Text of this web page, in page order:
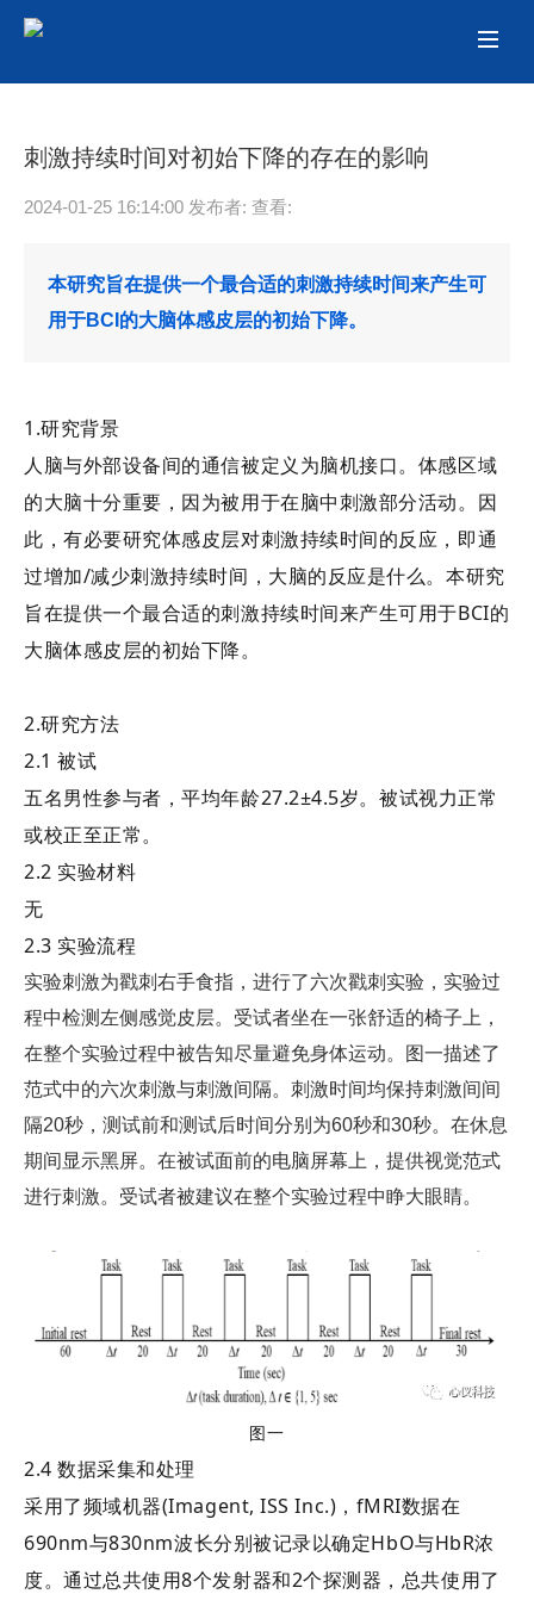
刺激持续时间对初始下降的存在的影响
2024-01-25 16:14:00 发布者: 查看:
本研究旨在提供一个最合适的刺激持续时间来产生可
用于BCI的大脑体感皮层的初始下降。
1.研究背景
人脑与外部设备间的通信被定义为脑机接口。体感区域
的大脑十分重要，因为被用于在脑中刺激部分活动。因
此，有必要研究体感皮层对刺激持续时间的反应，即通
过增加/减少刺激持续时间，大脑的反应是什么。本研究
旨在提供一个最合适的刺激持续时间来产生可用于BCI的
大脑体感皮层的初始下降。
2.研究方法
2.1 被试
五名男性参与者，平均年龄27.2±4.5岁。被试视力正常
或校正至正常。
2.2 实验材料
无
2.3 实验流程
实验刺激为戳刺右手食指，进行了六次戳刺实验，实验过
程中检测左侧感觉皮层。受试者坐在一张舒适的椅子上，
在整个实验过程中被告知尽量避免身体运动。图一描述了
范式中的六次刺激与刺激间隔。刺激时间均保持刺激间间
隔20秒，测试前和测试后时间分别为60秒和30秒。在休息
期间显示黑屏。在被试面前的电脑屏幕上，提供视觉范式
进行刺激。受试者被建议在整个实验过程中睁大眼睛。
图一
2.4 数据采集和处理
采用了频域机器(Imagent, ISS Inc.)，fMRI数据在
690nm与830nm波长分别被记录以确定HbO与HbR浓
度。通过总共使用8个发射器和2个探测器，总共使用了